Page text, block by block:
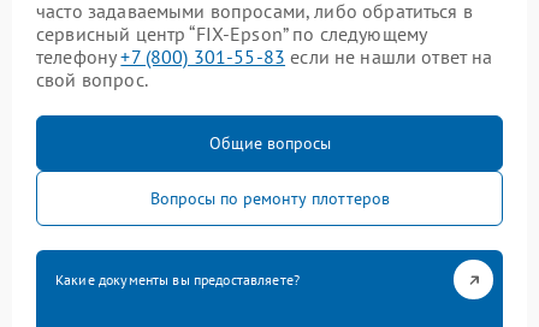
часто задаваемыми вопросами, либо обратиться в
сервисный центр “FIX-Epson” по следующему
телефону+7 (800) 301-55-83 если не нашли ответ на
свой вопрос.
Общие вопросы
Вопросы по ремонту плоттеров
Какие документы вы предоставляете?